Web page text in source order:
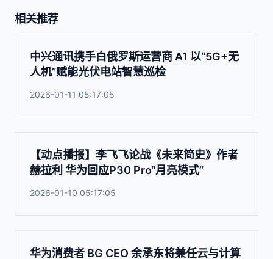
相关推荐
中兴通讯携手白俄罗斯运营商 A1 以“5G+无
人机”赋能光伏电站智慧巡检
2026-01-11 05:17:05
【动点播报】李飞飞论战《未来简史》作者
赫拉利 华为回应P30 Pro“月亮模式”
2026-01-10 05:17:05
华为消费者 BG CEO 余承东将兼任云与计算